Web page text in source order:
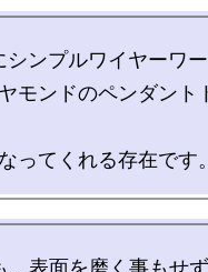
シンプルワイヤーワ
モンドのペンダント
、表面を磨く事もせ